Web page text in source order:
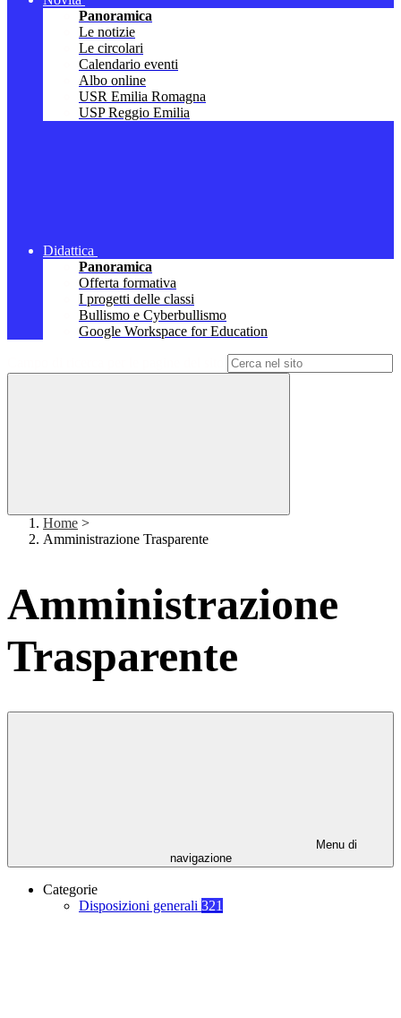
Panoramica
Le notizie
Le circolari
Calendario eventi
Albo online
USR Emilia Romagna
USP Reggio Emilia
Didattica
Panoramica
Offerta formativa
I progetti delle classi
Bullismo e Cyberbullismo
Google Workspace for Education
Home >
Amministrazione Trasparente
Amministrazione
Trasparente
Menu di
navigazione
Categorie
Disposizioni generali 321